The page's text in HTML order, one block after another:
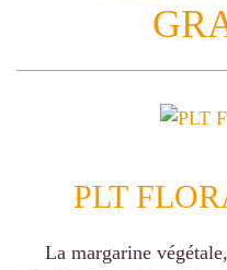
PLT
La margarine